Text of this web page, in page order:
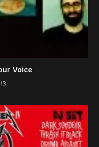
Voice